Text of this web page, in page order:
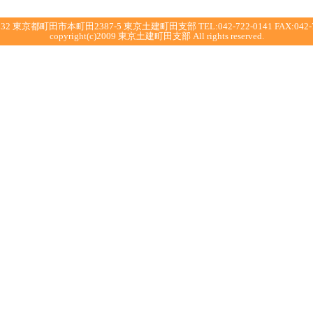
東京都町田市本町田2387-5 東京土建町田支部 TEL:042-722-0141 FAX:042-
copyright(c)2009 東京土建町田支部 All rights reserved.